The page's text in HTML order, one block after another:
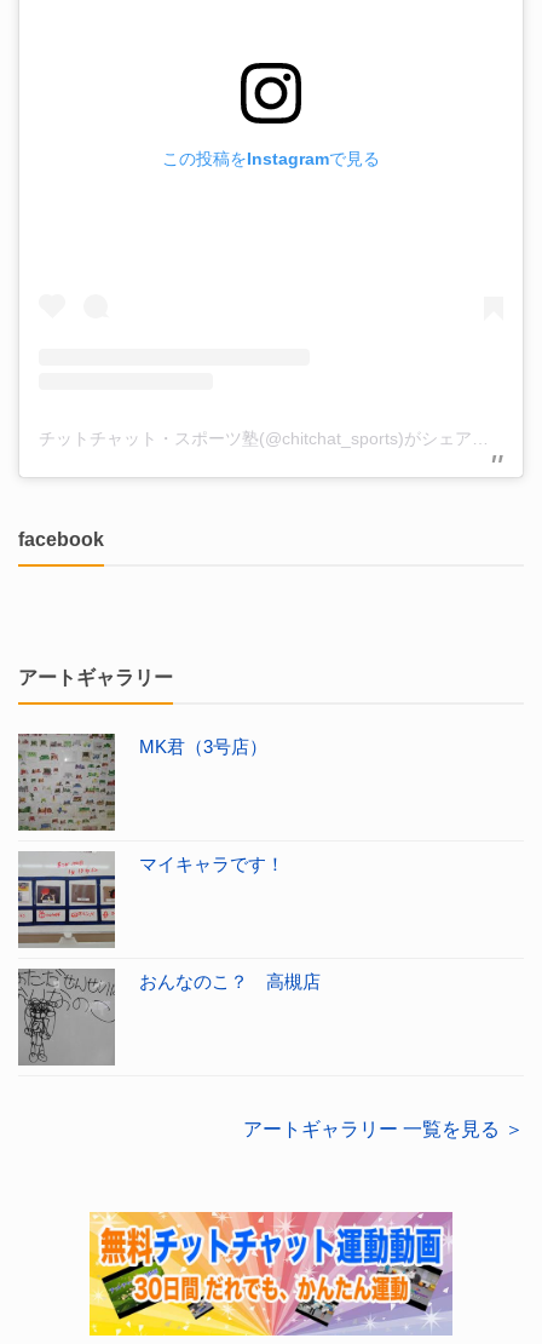
この投稿をInstagramで見る
facebook
アートギャラリー
MK君（3号店）
マイキャラです！
おんなのこ？ 高槻店
アートギャラリー 一覧を見る ＞